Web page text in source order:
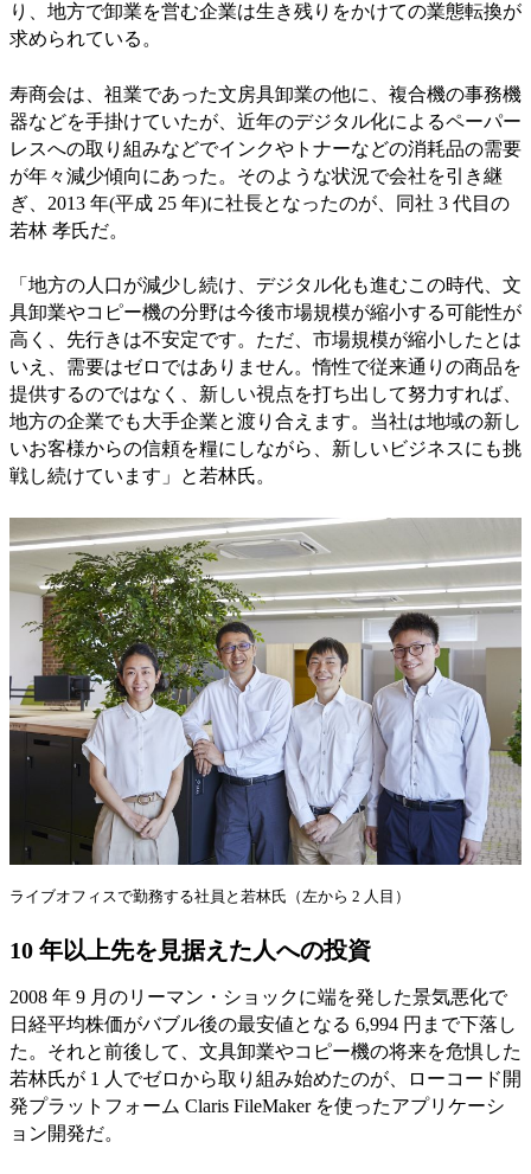
り、地方で卸業を営む企業は生き残りをかけての業態転換が
求められている。
寿商会は、祖業であった文房具卸業の他に、複合機の事務機
器などを手掛けていたが、近年のデジタル化によるペーパー
レスへの取り組みなどでインクやトナーなどの消耗品の需要
が年々減少傾向にあった。そのような状況で会社を引き継
ぎ、2013 年(平成 25 年)に社長となったのが、同社 3 代目の
若林 孝氏だ。
「地方の人口が減少し続け、デジタル化も進むこの時代、文
具卸業やコピー機の分野は今後市場規模が縮小する可能性が
高く、先行きは不安定です。ただ、市場規模が縮小したとは
いえ、需要はゼロではありません。惰性で従来通りの商品を
提供するのではなく、新しい視点を打ち出して努力すれば、
地方の企業でも大手企業と渡り合えます。当社は地域の新し
いお客様からの信頼を糧にしながら、新しいビジネスにも挑
戦し続けています」と若林氏。
ライブオフィスで勤務する社員と若林氏（左から 2 人目）
10 年以上先を見据えた人への投資
2008 年 9 月のリーマン・ショックに端を発した景気悪化で
日経平均株価がバブル後の最安値となる 6,994 円まで下落し
た。それと前後して、文具卸業やコピー機の将来を危惧した
若林氏が 1 人でゼロから取り組み始めたのが、ローコード開
発プラットフォーム Claris FileMaker を使ったアプリケーシ
ョン開発だ。